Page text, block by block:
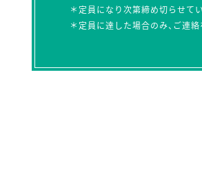
＊定員になり次第締め切らせて
＊定員に達した場合のみ、ご連絡